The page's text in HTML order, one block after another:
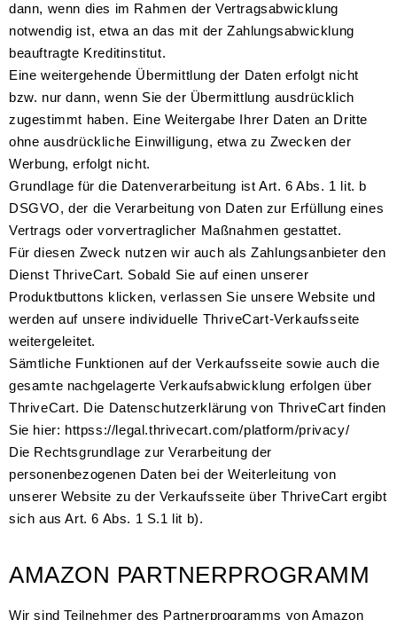
dann, wenn dies im Rahmen der Vertragsabwicklung
notwendig ist, etwa an das mit der Zahlungsabwicklung
beauftragte Kreditinstitut.
Eine weitergehende Übermittlung der Daten erfolgt nicht
bzw. nur dann, wenn Sie der Übermittlung ausdrücklich
zugestimmt haben. Eine Weitergabe Ihrer Daten an Dritte
ohne ausdrückliche Einwilligung, etwa zu Zwecken der
Werbung, erfolgt nicht.
Grundlage für die Datenverarbeitung ist Art. 6 Abs. 1 lit. b
DSGVO, der die Verarbeitung von Daten zur Erfüllung eines
Vertrags oder vorvertraglicher Maßnahmen gestattet.
Für diesen Zweck nutzen wir auch als Zahlungsanbieter den
Dienst ThriveCart. Sobald Sie auf einen unserer
Produktbuttons klicken, verlassen Sie unsere Website und
werden auf unsere individuelle ThriveCart-Verkaufsseite
weitergeleitet.
Sämtliche Funktionen auf der Verkaufsseite sowie auch die
gesamte nachgelagerte Verkaufsabwicklung erfolgen über
ThriveCart. Die Datenschutzerklärung von ThriveCart finden
Sie hier: httpss://legal.thrivecart.com/platform/privacy/
Die Rechtsgrundlage zur Verarbeitung der
personenbezogenen Daten bei der Weiterleitung von
unserer Website zu der Verkaufsseite über ThriveCart ergibt
sich aus Art. 6 Abs. 1 S.1 lit b).
AMAZON PARTNERPROGRAMM
Wir sind Teilnehmer des Partnerprogramms von Amazon